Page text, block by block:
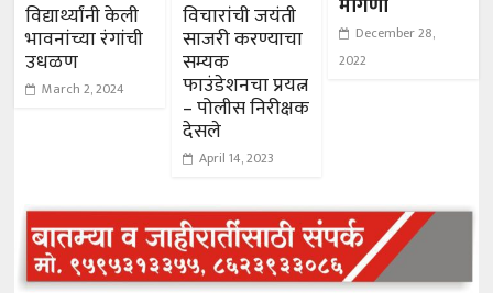
विद्यार्थ्यांनी केली
भावनांच्या रंगांची
उधळण
March 2, 2024
विचारांची जयंती
साजरी करण्याचा
सम्यक
फाउंडेशनचा प्रयत्न
– पोलीस निरीक्षक
देसले
April 14, 2023
मागणी
December 28,
2022